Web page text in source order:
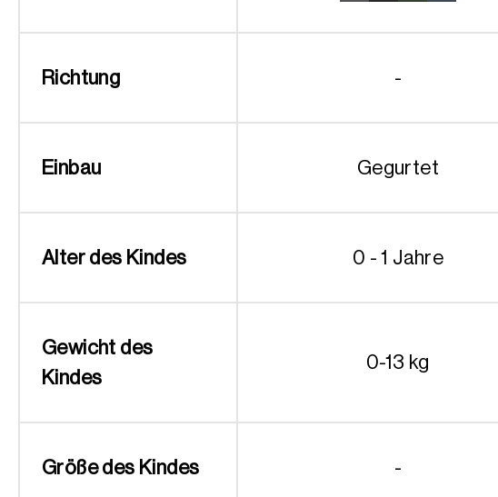
Richtung -
Einbau Gegurtet
Alter des Kindes 0 - 1 Jahre
Gewicht des
Kindes
0-13 kg
Größe des Kindes -